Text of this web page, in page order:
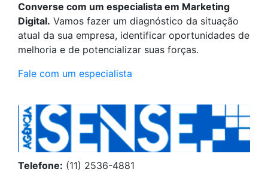
Converse com um especialista em Marketing
Digital. Vamos fazer um diagnóstico da situação
atual da sua empresa, identificar oportunidades de
melhoria e de potencializar suas forças.
Fale com um especialista
Telefone: (11) 2536-4881